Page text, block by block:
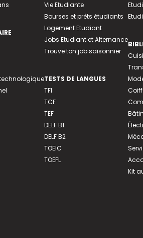
Vie Etudiante
Bourses et prêts étudiants
Logement Etudiant
Jobs Etudiant et Alternance
Trouve ton job saisonnier
TESTS DE LANGUES
TFI
TCF
TEF
DELF B1
DELF B2
TOEIC
TOEFL
Kit